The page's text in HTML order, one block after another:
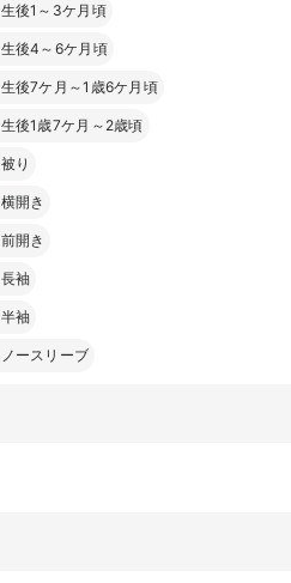
生後1～3ケ月頃
生後4～6ケ月頃
生後7ケ月～1歳6ケ月頃
生後1歳7ケ月～2歳頃
被り
横開き
前開き
長袖
半袖
ノースリーブ